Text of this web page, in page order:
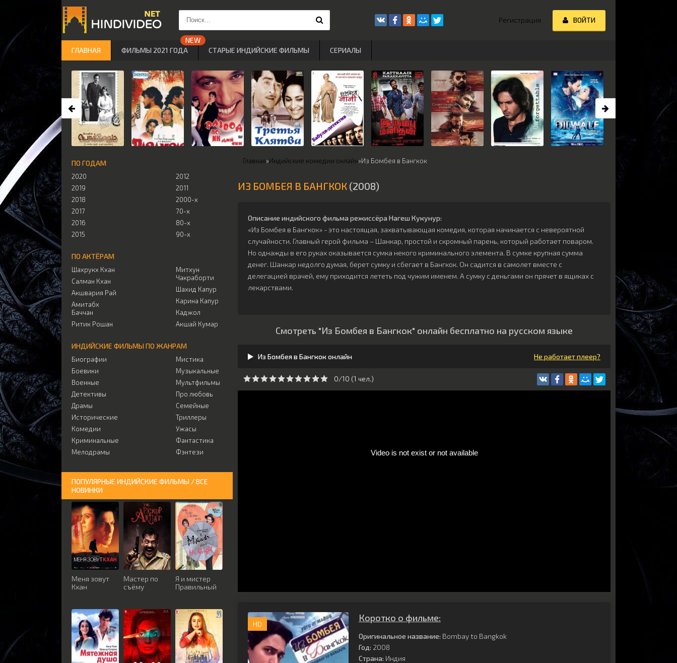
Главная»Индийские комедии онлайн»Из Бомбея в Бангкок
ИЗ БОМБЕЯ В БАНГКОК (2008)
Описание индийского фильма режиссёра Нагеш Кукунур:
«Из Бомбея в Бангкок» - это настоящая, захватывающая комедия, которая начинается с невероятной
случайности. Главный герой фильма – Шанкар, простой и скромный парень, который работает поваром.
Но однажды в его руках оказывается сумка некого криминального элемента. В сумке крупная сумма
денег. Шанкар недолго думая, берет сумку и сбегает в Бангкок. Он садится в самолет вместе с
делегацией врачей, ему приходится лететь под чужим именем. А сумку с деньгами он прячет в ящиках с
лекарствами.
Смотреть "Из Бомбея в Бангкок" онлайн бесплатно на русском языке
Из Бомбея в Бангкок онлайн Не работает плеер?
0/10 (1 чeл.)
HD
Коротко о фильме:
Оригинальное название: Bombay to Bangkok
Год: 2008
Страна: Индия
ПО ГОДАМ
2020
2019
2018
2017
2016
2015
2012
2011
2000-х
70-х
80-х
90-х
ПО АКТЁРАМ
Шахрукх Кхан
Салман Кхан
Акшвария Рай
Амитабх
Баччан
Ритик Рошан
Митхун
Чакраборти
Шахид Капур
Карина Капур
Каджол
Акшай Кумар
ИНДИЙСКИЕ ФИЛЬМЫ ПО ЖАНРАМ
Биографии
Боевики
Военные
Детективы
Драмы
Исторические
Комедии
Криминальные
Мелодрамы
Мистика
Музыкальные
Мультфильмы
Про любовь
Семейные
Триллеры
Ужасы
Фантастика
Фэнтези
ПОПУЛЯРНЫЕ ИНДИЙСКИЕ ФИЛЬМЫ / ВСЕ
НОВИНКИ
Меня зовут
Кхан
Мастер по
съёму
Я и мистер
Правильный
Регистрация ВОЙТИ
ГЛАВНАЯ ФИЛЬМЫ 2021 ГОДА СТАРЫЕ ИНДИЙСКИЕ ФИЛЬМЫ СЕРИАЛЫ